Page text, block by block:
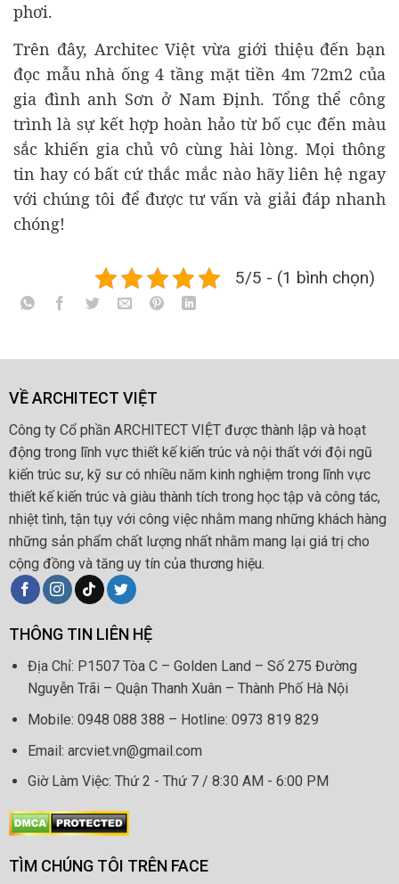
phơi.
Trên đây, Architec Việt vừa giới thiệu đến bạn
đọc mẫu nhà ống 4 tầng mặt tiền 4m 72m2 của
gia đình anh Sơn ở Nam Định. Tổng thể công
trình là sự kết hợp hoàn hảo từ bố cục đến màu
sắc khiến gia chủ vô cùng hài lòng. Mọi thông
tin hay có bất cứ thắc mắc nào hãy liên hệ ngay
với chúng tôi để được tư vấn và giải đáp nhanh
chóng!
5/5 - (1 bình chọn)
VỀ ARCHITECT VIỆT
Công ty Cổ phần ARCHITECT VIỆT được thành lập và hoạt
động trong lĩnh vực thiết kế kiến trúc và nội thất với đội ngũ
kiến trúc sư, kỹ sư có nhiều năm kinh nghiệm trong lĩnh vực
thiết kế kiến trúc và giàu thành tích trong học tập và công tác,
nhiệt tình, tận tụy với công việc nhằm mang những khách hàng
những sản phẩm chất lượng nhất nhằm mang lại giá trị cho
cộng đồng và tăng uy tín của thương hiệu.
THÔNG TIN LIÊN HỆ
Địa Chỉ: P1507 Tòa C – Golden Land – Số 275 Đường
Nguyễn Trãi – Quận Thanh Xuân – Thành Phố Hà Nội
Mobile: 0948 088 388 – Hotline: 0973 819 829
Email: arcviet.vn@gmail.com
Giờ Làm Việc: Thứ 2 - Thứ 7 / 8:30 AM - 6:00 PM
TÌM CHÚNG TÔI TRÊN FACE